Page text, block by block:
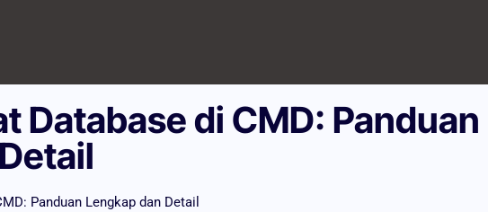
Database di CMD: Panduan
Panduan Lengkap dan Detail